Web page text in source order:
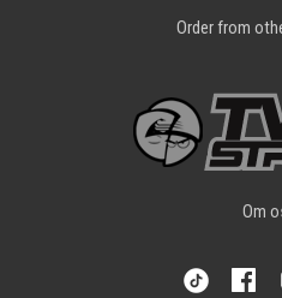
Order from
Om